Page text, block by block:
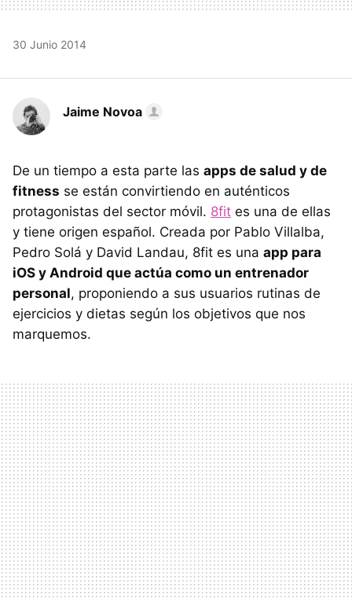
30 Junio 2014
Jaime Novoa
De un tiempo a esta parte las apps de salud y de
fitness se están convirtiendo en auténticos
protagonistas del sector móvil. 8fit es una de ellas
y tiene origen español. Creada por Pablo Villalba,
Pedro Solá y David Landau, 8fit es una app para
iOS y Android que actúa como un entrenador
personal, proponiendo a sus usuarios rutinas de
ejercicios y dietas según los objetivos que nos
marquemos.